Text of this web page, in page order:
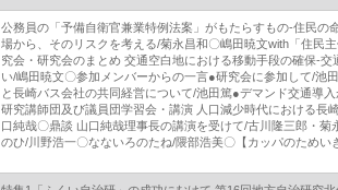
公務員の「予備自衛官兼業特例法案」がもたらすもの‐住民の
場から、そのリスクを考える/菊永昌和〇嶋田暁文with「住民
究会・研究会のまとめ 交通空白地における移動手段の確保‐交
い/嶋田暁文〇参加メンバーからの一言●研究会に参加して/池
と長崎バス会社の共同経営について/池田篤●デマンド交通導
研究講師団及び議員団学習会・講演 人口減少時代における長
口純哉〇鼎談 山口純哉理事長の講演を受けて/古川隆三郎・菊
のひ/川野浩一〇なないろのたね/隈部浩美〇【カッパのためい